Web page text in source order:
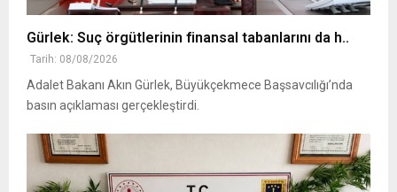
Gürlek: Suç örgütlerinin finansal tabanlarını da h..
Tarih: 08/08/2026
Adalet Bakanı Akın Gürlek, Büyükçekmece Başsavcılığı’nda
basın açıklaması gerçekleştirdi.